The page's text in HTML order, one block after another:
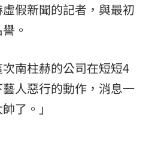
假新聞的記者，與最初
。
南柱赫的公司在短短4
人惡行的動作，消息一
了。」